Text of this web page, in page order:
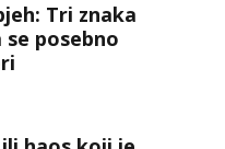
Tri znaka
posebno